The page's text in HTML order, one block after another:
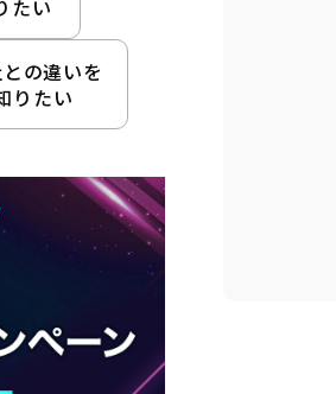
たい
の違いを
りたい